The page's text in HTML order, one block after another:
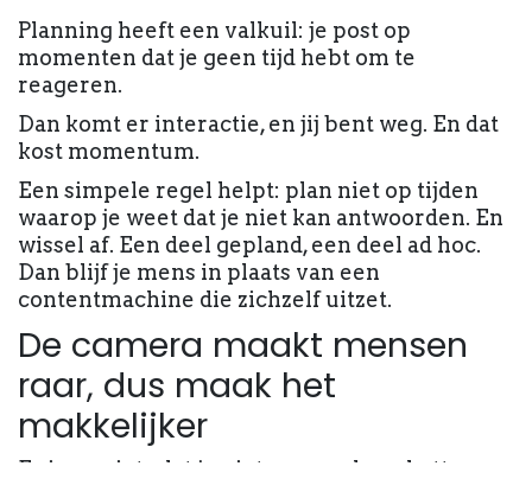
Planning heeft een valkuil: je post op
momenten dat je geen tijd hebt om te
reageren.
Dan komt er interactie, en jij bent weg. En dat
kost momentum.
Een simpele regel helpt: plan niet op tijden
waarop je weet dat je niet kan antwoorden. En
wissel af. Een deel gepland, een deel ad hoc.
Dan blijf je mens in plaats van een
contentmachine die zichzelf uitzet.
De camera maakt mensen
raar, dus maak het
makkelijker
Er is nog iets dat je niet mag onderschatten: